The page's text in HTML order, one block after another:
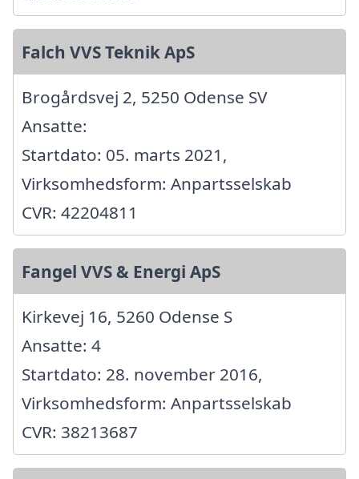
Falch VVS Teknik ApS
Brogårdsvej 2, 5250 Odense SV
Ansatte:
Startdato: 05. marts 2021,
Virksomhedsform: Anpartsselskab
CVR: 42204811
Fangel VVS & Energi ApS
Kirkevej 16, 5260 Odense S
Ansatte: 4
Startdato: 28. november 2016,
Virksomhedsform: Anpartsselskab
CVR: 38213687